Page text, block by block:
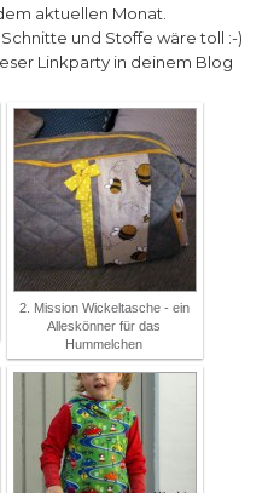
aktuellen Monat.
und Stoffe wäre toll :-)
Linkparty in deinem Blog
2. Mission Wickeltasche - ein
Alleskönner für das
Hummelchen